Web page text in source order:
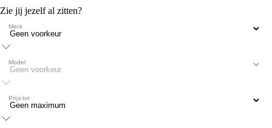
Zie jij jezelf al zitten?
Merk
Model
Prijs tot